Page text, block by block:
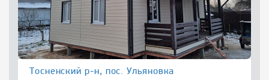
Тосненский р-н, пос. Ульяновка